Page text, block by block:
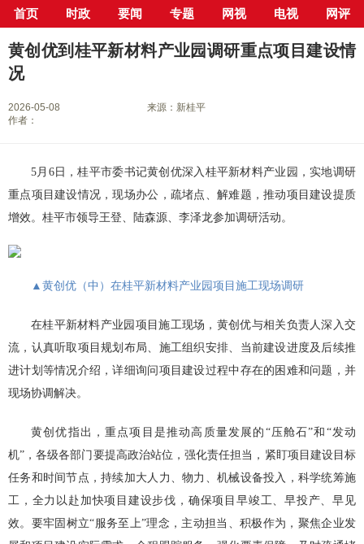
首页 时政 要闻 专题 网视 电视 网评
当前位置： 首页> 新闻中心> 县市区> 桂平市> 正文
黄创优到桂平新材料产业园调研重点项目建设情
况
2026-05-08
来源：新桂平
作者：
5月6日，桂平市委书记黄创优深入桂平新材料产业园，实地调研
重点项目建设情况，现场办公，疏堵点、解难题，推动项目建设提质
增效。桂平市领导王登、陆森源、李泽龙参加调研活动。
▲黄创优（中）在桂平新材料产业园项目施工现场调研
在桂平新材料产业园项目施工现场，黄创优与相关负责人深入交
流，认真听取项目规划布局、施工组织安排、当前建设进度及后续推
进计划等情况介绍，详细询问项目建设过程中存在的困难和问题，并
现场协调解决。
黄创优指出，重点项目是推动高质量发展的“压舱石”和“发动
机”，各级各部门要提高政治站位，强化责任担当，紧盯项目建设目标
任务和时间节点，持续加大人力、物力、机械设备投入，科学统筹施
工，全力以赴加快项目建设步伐，确保项目早竣工、早投产、早见
效。要牢固树立“服务至上”理念，主动担当、积极作为，聚焦企业发